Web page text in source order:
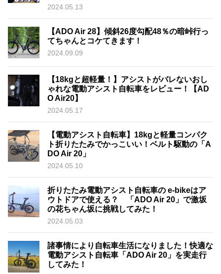
2024.05.13
【ADO Air 28】傾斜26度勾配48％の暗峠行っ
てちゃんとコケてきます！
2024.09.09
【18kgと超軽量！】アシストがバレないおし
ゃれな電動アシスト自転車をレビュー！【AD
O Air20】
2024.05.17
【電動アシスト自転車】18kgと軽量コンパク
ト折りたたみでかっこいい！ベルト駆動の「A
DO Air 20」
2024.05.10
折りたたみ電動アシスト自転車の e-bikeはア
ウトドアで使える？ 「ADO Air 20」で激坂
の花ちゃん坂に挑戦してみた！
2024.05.03
諸事情により自転車生活になりました！快適な
電動アシスト自転車「ADO Air 20」を実走行
してみた！